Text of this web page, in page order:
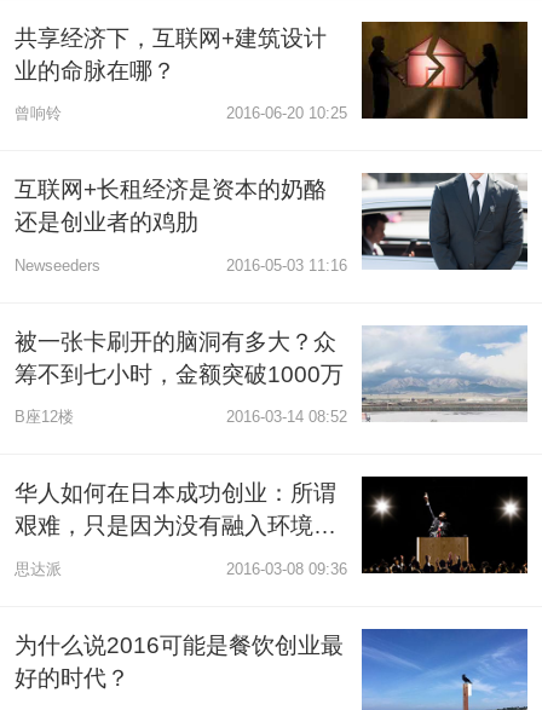
共享经济下，互联网+建筑设计
业的命脉在哪？
曾响铃 2016-06-20 10:25
互联网+长租经济是资本的奶酪
还是创业者的鸡肋
Newseeders 2016-05-03 11:16
被一张卡刷开的脑洞有多大？众
筹不到七小时，金额突破1000万
B座12楼 2016-03-14 08:52
华人如何在日本成功创业：所谓
艰难，只是因为没有融入环境而
已
思达派 2016-03-08 09:36
为什么说2016可能是餐饮创业最
好的时代？